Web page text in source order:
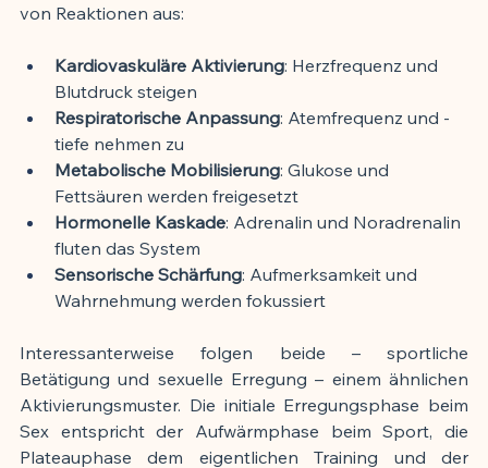
von Reaktionen aus:
Kardiovaskuläre Aktivierung: Herzfrequenz und
Blutdruck steigen
Respiratorische Anpassung: Atemfrequenz und -
tiefe nehmen zu
Metabolische Mobilisierung: Glukose und
Fettsäuren werden freigesetzt
Hormonelle Kaskade: Adrenalin und Noradrenalin
fluten das System
Sensorische Schärfung: Aufmerksamkeit und
Wahrnehmung werden fokussiert
Interessanterweise folgen beide – sportliche
Betätigung und sexuelle Erregung – einem ähnlichen
Aktivierungsmuster. Die initiale Erregungsphase beim
Sex entspricht der Aufwärmphase beim Sport, die
Plateauphase dem eigentlichen Training und der